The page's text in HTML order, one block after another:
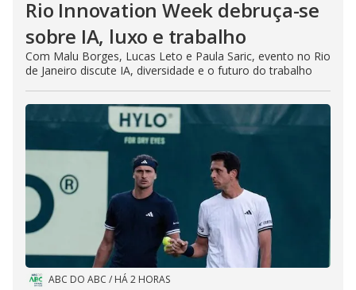
Rio Innovation Week debruça-se
sobre IA, luxo e trabalho
Com Malu Borges, Lucas Leto e Paula Saric, evento no Rio
de Janeiro discute IA, diversidade e o futuro do trabalho
ABC DO ABC / HÁ 2 HORAS